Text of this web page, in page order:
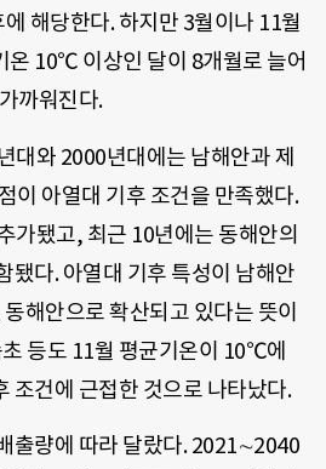
해당한다. 하지만 3월이나 11월
온 10℃ 이상인 달이 8개월로 늘어
까워진다.
대와 2000년대에는 남해안과 제
이 아열대 기후 조건을 만족했다.
가됐고, 최근 10년에는 동해안의
됐다. 아열대 기후 특성이 남해안
해안으로 확산되고 있다는 뜻이
등도 11월 평균기온이 10℃에
조건에 근접한 것으로 나타났다.
출량에 따라 달랐다. 2021∼2040